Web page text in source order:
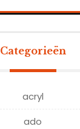
Categorieën
acryl
ado